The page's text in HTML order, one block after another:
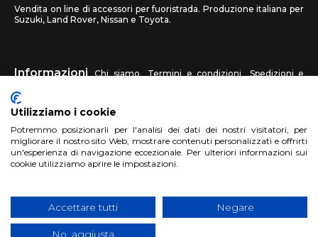
Vendita on line di accessori per fuoristrada. Produzione italiana per
Suzuki, Land Rover, Nissan e Toyota.
Informazioni Chi siamo Termini e condizioni
Spedizioni e
recessi
HM4X4 FAQ Centri assistenza Invia una foto
Account Registrati Accedi
Utilizziamo i cookie
Potremmo posizionarli per l'analisi dei dati dei nostri visitatori, per
migliorare il nostro sito Web, mostrare contenuti personalizzati e offrirti
un'esperienza di navigazione eccezionale. Per ulteriori informazioni sui
cookie utilizziamo aprire le impostazioni.
Accettare tutti Negare
No, aggiusta